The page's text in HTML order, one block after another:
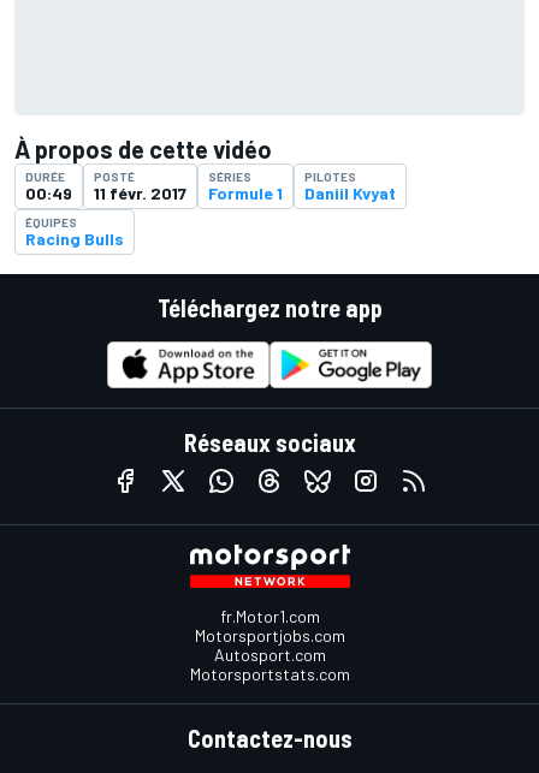
À propos de cette vidéo
DURÉE
00:49
POSTÉ
11 févr. 2017
SÉRIES
Formule 1
PILOTES
Daniil Kvyat
ÉQUIPES
Racing Bulls
Téléchargez notre app
Réseaux sociaux
fr.Motor1.com
Motorsportjobs.com
Autosport.com
Motorsportstats.com
Contactez-nous